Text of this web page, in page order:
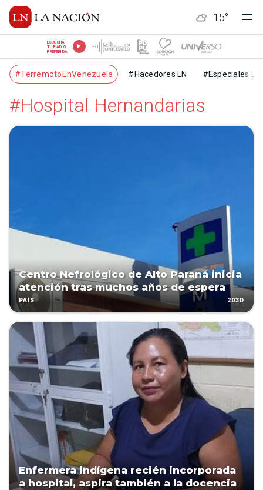
15°
ESCUCHÁ
TU RADIO
PREFERIDA
#TerremotoEnVenezuela #Hacedores LN #Especiales LN
#Hospital Hernandarias
Centro Nefrológico de Alto Paraná inicia
atención tras muchos años de espera
PAÍS 203D
Enfermera indígena recién incorporada
a hospital, aspira también a la docencia